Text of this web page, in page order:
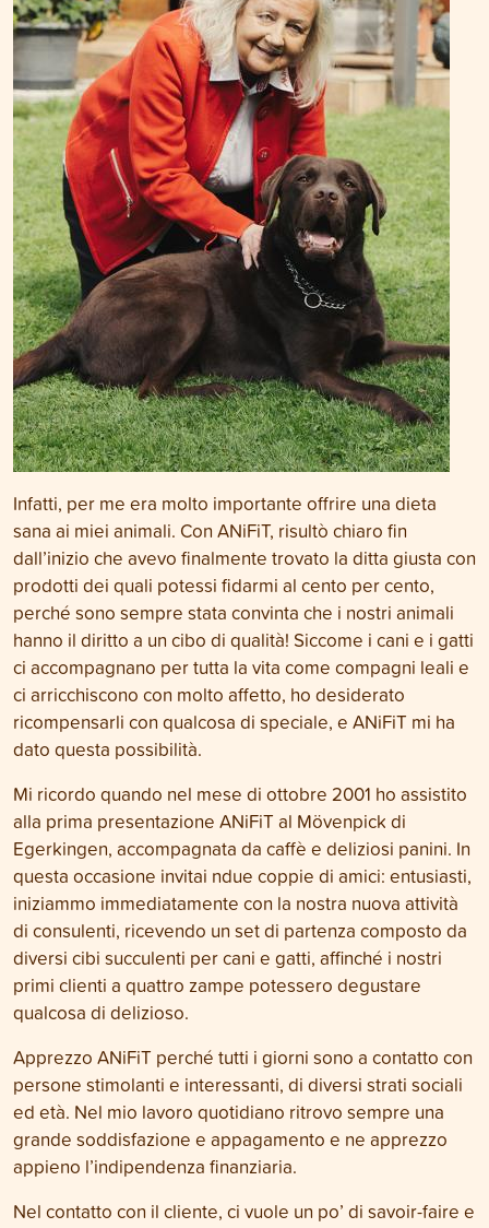
Infatti, per me era molto importante offrire una dieta
sana ai miei animali. Con ANiFiT, risultò chiaro fin
dall’inizio che avevo finalmente trovato la ditta giusta con
prodotti dei quali potessi fidarmi al cento per cento,
perché sono sempre stata convinta che i nostri animali
hanno il diritto a un cibo di qualità! Siccome i cani e i gatti
ci accompagnano per tutta la vita come compagni leali e
ci arricchiscono con molto affetto, ho desiderato
ricompensarli con qualcosa di speciale, e ANiFiT mi ha
dato questa possibilità.
Mi ricordo quando nel mese di ottobre 2001 ho assistito
alla prima presentazione ANiFiT al Mövenpick di
Egerkingen, accompagnata da caffè e deliziosi panini. In
questa occasione invitai ndue coppie di amici: entusiasti,
iniziammo immediatamente con la nostra nuova attività
di consulenti, ricevendo un set di partenza composto da
diversi cibi succulenti per cani e gatti, affinché i nostri
primi clienti a quattro zampe potessero degustare
qualcosa di delizioso.
Apprezzo ANiFiT perché tutti i giorni sono a contatto con
persone stimolanti e interessanti, di diversi strati sociali
ed età. Nel mio lavoro quotidiano ritrovo sempre una
grande soddisfazione e appagamento e ne apprezzo
appieno l’indipendenza finanziaria.
Nel contatto con il cliente, ci vuole un po’ di savoir-faire e